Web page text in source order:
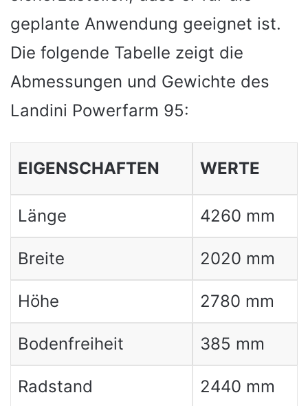
geplante Anwendung geeignet ist.
Die folgende Tabelle zeigt die
Abmessungen und Gewichte des
Landini Powerfarm 95:
EIGENSCHAFTEN WERTE
Länge 4260 mm
Breite 2020 mm
Höhe 2780 mm
Bodenfreiheit 385 mm
Radstand 2440 mm